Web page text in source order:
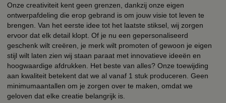
Onze creativiteit kent geen grenzen, dankzij onze eigen
ontwerpafdeling die erop gebrand is om jouw visie tot leven te
brengen. Van het eerste idee tot het laatste stiksel, wij zorgen
ervoor dat elk detail klopt. Of je nu een gepersonaliseerd
geschenk wilt creëren, je merk wilt promoten of gewoon je eigen
stijl wilt laten zien wij staan paraat met innovatieve ideeën en
hoogwaardige afdrukken. Het beste van alles? Onze toewijding
aan kwaliteit betekent dat we al vanaf 1 stuk produceren. Geen
minimumaantallen om je zorgen over te maken, omdat we
geloven dat elke creatie belangrijk is.